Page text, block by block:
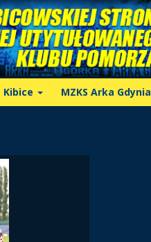
Kibice MZKS Arka Gdynia